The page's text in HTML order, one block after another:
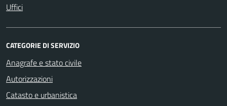
Uffici
CATEGORIE DI SERVIZIO
Anagrafe e stato civile
Autorizzazioni
Catasto e urbanistica